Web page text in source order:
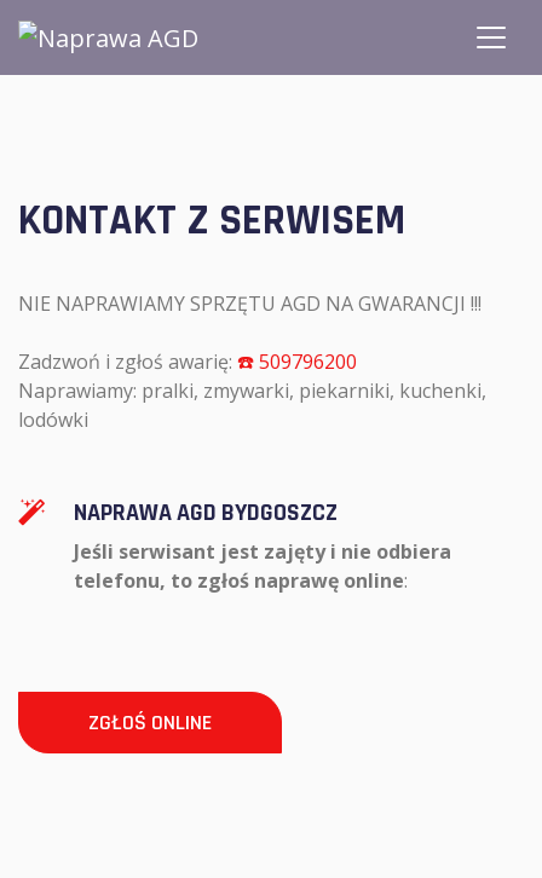
KONTAKT Z SERWISEM
NIE NAPRAWIAMY SPRZĘTU AGD NA GWARANCJI !!!
Zadzwoń i zgłoś awarię: ☎️ 509796200
Naprawiamy: pralki, zmywarki, piekarniki, kuchenki,
lodówki
NAPRAWA AGD BYDGOSZCZ
Jeśli serwisant jest zajęty i nie odbiera
telefonu, to zgłoś naprawę online:
ZGŁOŚ ONLINE